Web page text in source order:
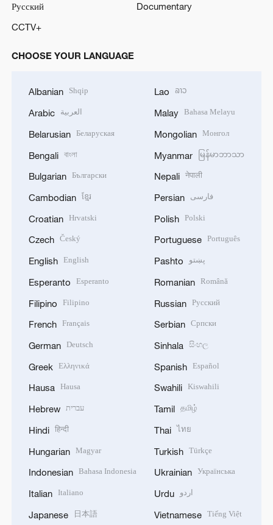
Русский
Documentary
CCTV+
CHOOSE YOUR LANGUAGE
Albanian Shqip
Arabic العربية
Belarusian Беларуская
Bengali বাংলা
Bulgarian Български
Cambodian ខ្មែរ
Croatian Hrvatski
Czech Český
English English
Esperanto Esperanto
Filipino Filipino
French Français
German Deutsch
Greek Ελληνικά
Hausa Hausa
Hebrew עברית
Hindi हिन्दी
Hungarian Magyar
Indonesian Bahasa Indonesia
Italian Italiano
Japanese 日本語
Lao ລາວ
Malay Bahasa Melayu
Mongolian Монгол
Myanmar မြန်မာဘာသာ
Nepali नेपाली
Persian فارسی
Polish Polski
Portuguese Português
Pashto پښتو
Romanian Română
Russian Русский
Serbian Српски
Sinhala සිංහල
Spanish Español
Swahili Kiswahili
Tamil தமிழ்
Thai ไทย
Turkish Türkçe
Ukrainian Українська
Urdu اردو
Vietnamese Tiếng Việt